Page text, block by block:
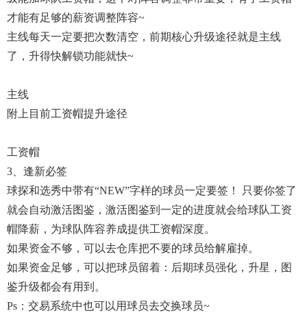
才能有足够的薪资调整阵容~
主线每天一定要把次数清空，前期核心升级途径就是主线
了，升得快解锁功能就快~
主线
附上目前工资帽提升途径
工资帽
3、逢新必签
球探和选秀中带有“NEW”字样的球员一定要签！ 只要你签了
就会自动激活图鉴，激活图鉴到一定的进度就会给球队工资
帽降薪，为球队阵容养成提供工资帽深度。
如果资金不够，可以去仓库把不要的球员给解雇掉。
如果资金足够，可以把球员留着：后期球员强化，升星，图
鉴升级都会有用到。
Ps：交易系统中也可以用球员去交换球员~